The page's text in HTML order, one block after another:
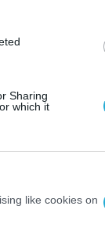
Sharing
which it
like cookies on
την ΚτΠ